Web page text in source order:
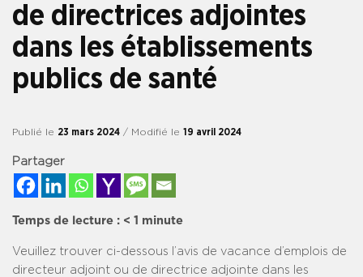
de directrices adjointes
dans les établissements
publics de santé
Publié le 23 mars 2024 / Modifié le 19 avril 2024
Partager
Temps de lecture : < 1 minute
Veuillez trouver ci-dessous l’avis de vacance d’emplois de
directeur adjoint ou de directrice adjointe dans les